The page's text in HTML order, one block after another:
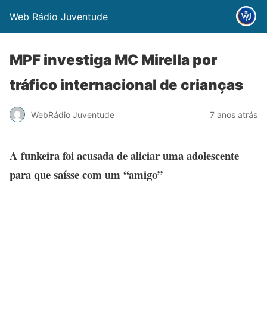
Web Rádio Juventude
MPF investiga MC Mirella por
tráfico internacional de crianças
WebRádio Juventude 7 anos atrás
A funkeira foi acusada de aliciar uma adolescente
para que saísse com um “amigo”